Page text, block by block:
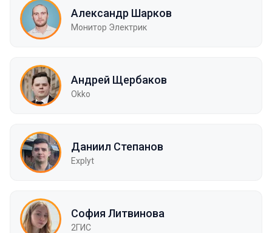
Александр Шарков
Монитор Электрик
Андрей Щербаков
Okko
Даниил Степанов
Explyt
София Литвинова
2ГИС